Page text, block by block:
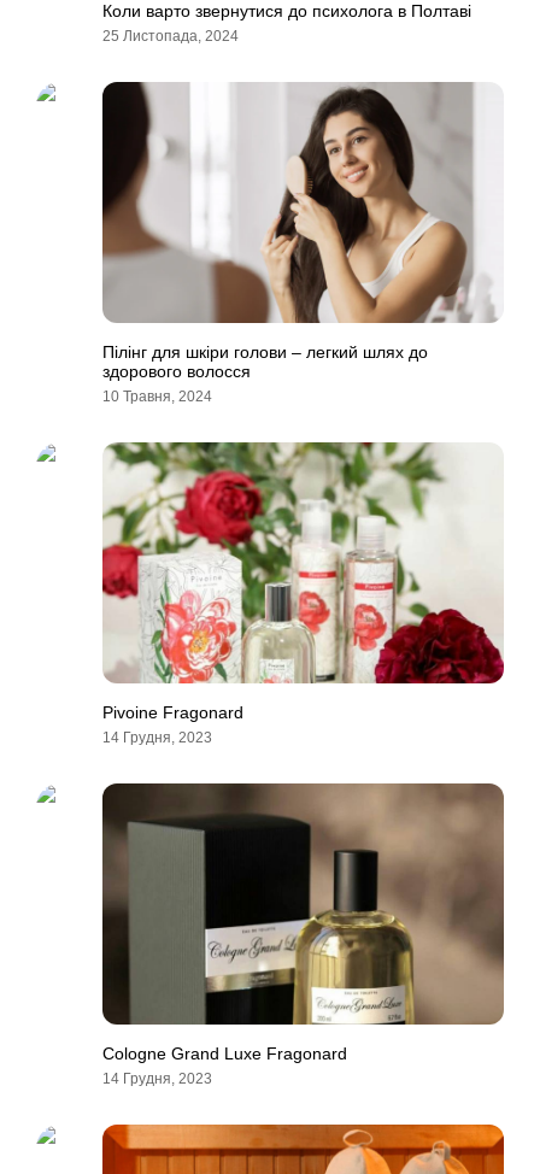
Коли варто звернутися до психолога в Полтаві
25 Листопада, 2024
Пілінг для шкіри голови – легкий шлях до
здорового волосся
10 Травня, 2024
Pivoine Fragonard
14 Грудня, 2023
Cologne Grand Luxe Fragonard
14 Грудня, 2023